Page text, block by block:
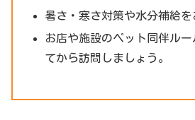
暑さ・寒さ対策や水分補給を
お店や施設のペット同伴ル
てから訪問しましょう。